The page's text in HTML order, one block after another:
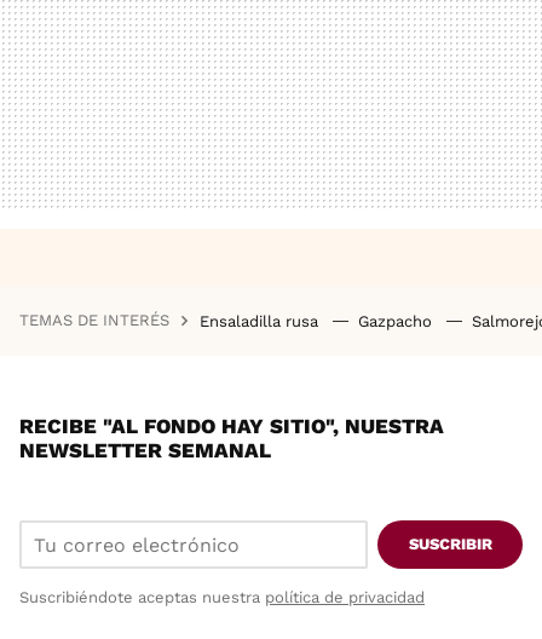
TEMAS DE INTERÉS Ensaladilla rusa Gazpacho
RECIBE "AL FONDO HAY SITIO", NUESTRA
NEWSLETTER SEMANAL
SUSCRIBIR
Suscribiéndote aceptas nuestra política de privacidad